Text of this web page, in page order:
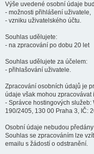
Výše uvedené osobní údaje
- možnosti přihlášení uživatele,
- vzniku uživatelského účtu.
Souhlas udělujete:
- na zpracování po dobu 20 let
Souhlas udělujete za účelem:
- přihlašování uživatele.
Zpracování osobních údajů je
údaje však mohou zpracovávat
- Správce hostingových
190/2405, 130 00 Praha 3, IČ:
Osobní údaje nebudou
Souhlas se zpracováním lze
emailu s žádostí o odstranění.